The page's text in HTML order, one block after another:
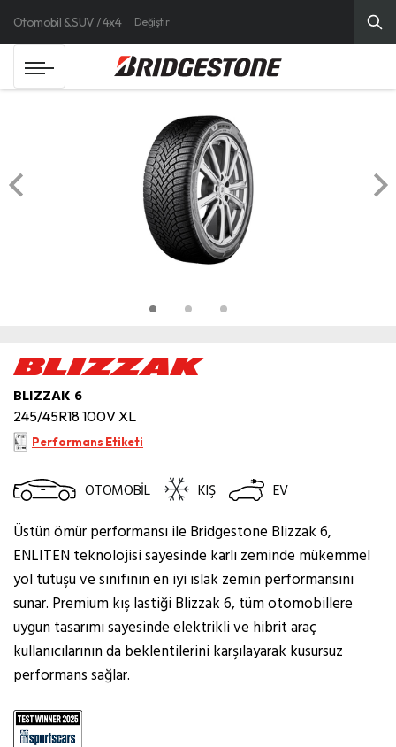
Otomobil & SUV / 4x4 Değiştir
BLIZZAK 6
245/45R18 100V XL
Performans Etiketi
OTOMOBİL KIŞ EV
Üstün ömür performansı ile Bridgestone Blizzak 6,
ENLITEN teknolojisi sayesinde karlı zeminde mükemmel
yol tutuşu ve sınıfının en iyi ıslak zemin performansını
sunar. Premium kış lastiği Blizzak 6, tüm otomobillere
uygun tasarımı sayesinde elektrikli ve hibrit araç
kullanıcılarının da beklentilerini karşılayarak kusursuz
performans sağlar.